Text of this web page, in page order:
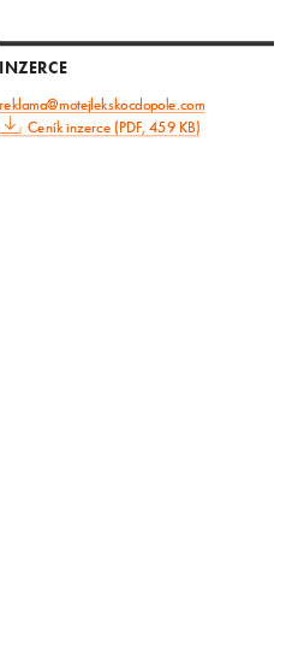
INZERCE
reklama@motejlekskocdopole.com
Ceník inzerce (PDF, 459 KB)